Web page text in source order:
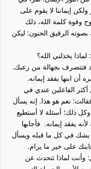
إيماننا لا يقوم على
وقوة كلمة الله، ذلك
بصوته الرقيق الحنون: ليكن
يخذلني الله؟
فتتصرف بجهالة من رعبك.
أن ابنها يفقد إيمانه.
أكثر الفاعلين عندي في
نعم هو هذا. إنه يسأل
ذلك؛ أسئلة لا أستطيع
يفقد إيمانه. فأجابها
يشك في كل ما قبله ويسأل
على خير ما يرام.
وأنت لماذا تتحدث عن